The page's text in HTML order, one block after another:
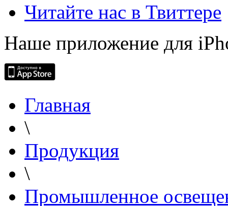
Читайте нас в Твиттере
Наше приложение для
Главная
\
Продукция
\
Промышленное